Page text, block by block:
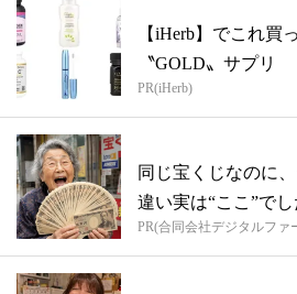
【iHerb】でこれ買
〝GOLD〟サプリ
PR(iHerb)
同じ宝くじなのに
違い実は“ここ”でし
PR(合同会社デジタルファ